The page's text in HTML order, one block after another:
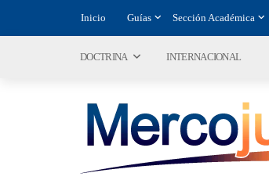
Inicio Guías Sección Académica
DOCTRINA INTERNACIONAL